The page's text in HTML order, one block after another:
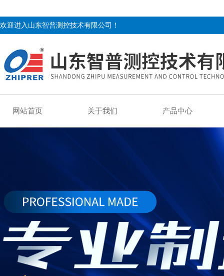
欢迎进入山东智普测控技术有限公司！
网站首页 关于我们 产品中心